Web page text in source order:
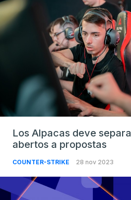
Los Alpacas deve
abertos a propostas
COUNTER-STRIKE 28 nov 2023